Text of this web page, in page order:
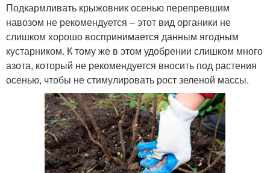
Подкармливать крыжовник осенью перепревшим
навозом не рекомендуется – этот вид органики не
слишком хорошо воспринимается данным ягодным
кустарником. К тому же в этом удобрении слишком много
азота, который не рекомендуется вносить под растения
осенью, чтобы не стимулировать рост зеленой массы.